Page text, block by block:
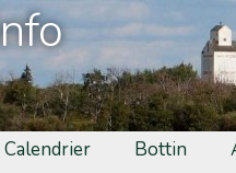
Calendrier Bottin